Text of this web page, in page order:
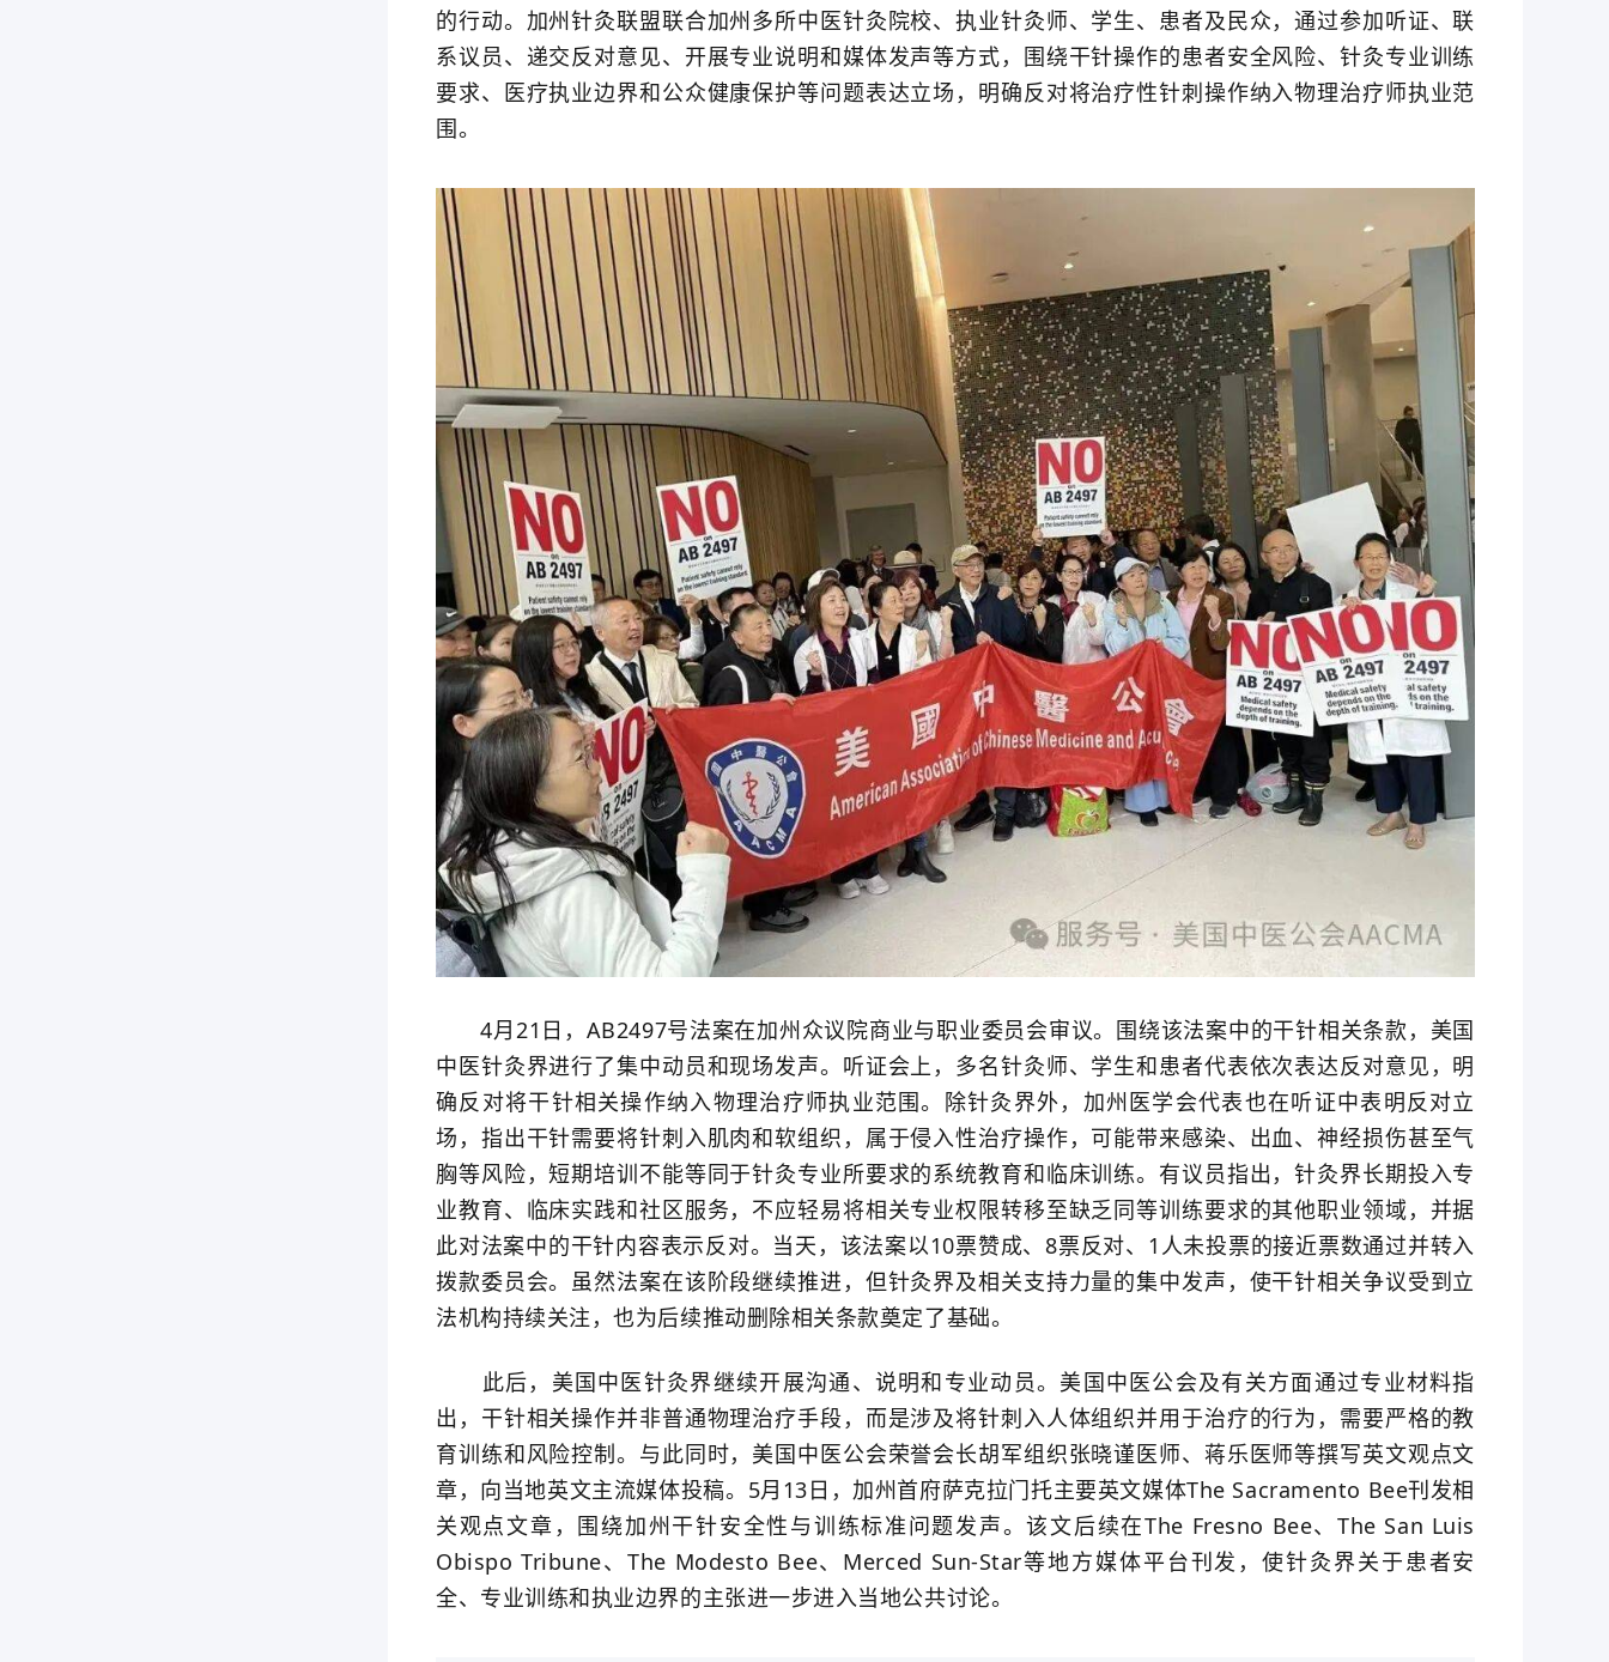
的行动。加州针灸联盟联合加州多所中医针灸院校、执业针灸师、学生、患者及民众，通过参加听证、联
系议员、递交反对意见、开展专业说明和媒体发声等方式，围绕干针操作的患者安全风险、针灸专业训练
要求、医疗执业边界和公众健康保护等问题表达立场，明确反对将治疗性针刺操作纳入物理治疗师执业范
围。
4月21日，AB2497号法案在加州众议院商业与职业委员会审议。围绕该法案中的干针相关条款，美国
中医针灸界进行了集中动员和现场发声。听证会上，多名针灸师、学生和患者代表依次表达反对意见，明
确反对将干针相关操作纳入物理治疗师执业范围。除针灸界外，加州医学会代表也在听证中表明反对立
场，指出干针需要将针刺入肌肉和软组织，属于侵入性治疗操作，可能带来感染、出血、神经损伤甚至气
胸等风险，短期培训不能等同于针灸专业所要求的系统教育和临床训练。有议员指出，针灸界长期投入专
业教育、临床实践和社区服务，不应轻易将相关专业权限转移至缺乏同等训练要求的其他职业领域，并据
此对法案中的干针内容表示反对。当天，该法案以10票赞成、8票反对、1人未投票的接近票数通过并转入
拨款委员会。虽然法案在该阶段继续推进，但针灸界及相关支持力量的集中发声，使干针相关争议受到立
法机构持续关注，也为后续推动删除相关条款奠定了基础。
此后，美国中医针灸界继续开展沟通、说明和专业动员。美国中医公会及有关方面通过专业材料指
出，干针相关操作并非普通物理治疗手段，而是涉及将针刺入人体组织并用于治疗的行为，需要严格的教
育训练和风险控制。与此同时，美国中医公会荣誉会长胡军组织张晓谨医师、蒋乐医师等撰写英文观点文
章，向当地英文主流媒体投稿。5月13日，加州首府萨克拉门托主要英文媒体The Sacramento Bee刊发相
关观点文章，围绕加州干针安全性与训练标准问题发声。该文后续在The Fresno Bee、The San Luis
Obispo Tribune、The Modesto Bee、Merced Sun-Star等地方媒体平台刊发，使针灸界关于患者安
全、专业训练和执业边界的主张进一步进入当地公共讨论。